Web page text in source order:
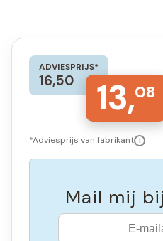
ADVIESPRIJS*
16,50 13,08
*Adviesprijs van fabrikant i
Mail mij